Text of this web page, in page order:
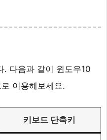
. 다음과 같이 윈도우10
이용해보세요.
키보드 단축키